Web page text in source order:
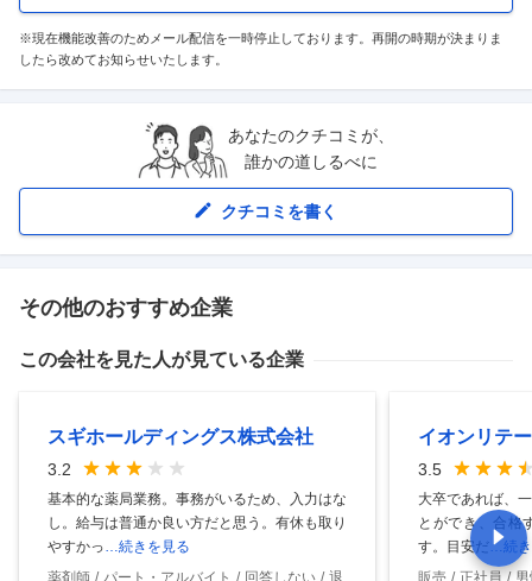
※現在機能改善のためメール配信を一時停止しております。再開の時期が決まりま
したら改めてお知らせいたします。
あなたのクチコミが、
誰かの道しるべに
クチコミを書く
その他のおすすめ企業
この会社を見た人が見ている企業
スギホールディングス株式会社
3.2
基本的な薬局業務。事務がいるため、入力はな
し。給与は普通か良い方だと思う。有休も取り
やすかっ …続きを見る
薬剤師
パート・アルバイト 回答しない 退
イオンリテ
3.5
大卒であれば、
とができ、合格
す。目安だ …続
販売
正社員